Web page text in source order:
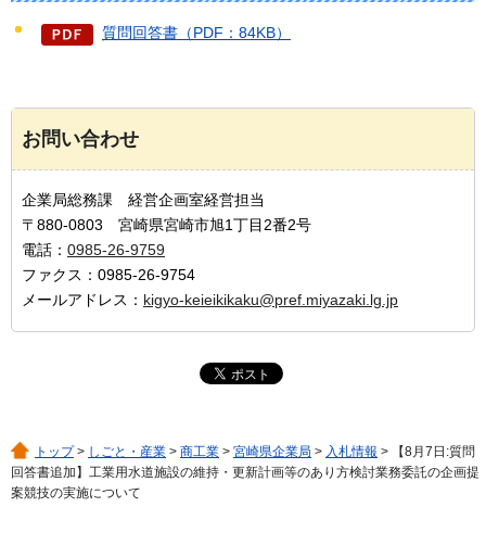
質問回答書（PDF：84KB）
お問い合わせ
企業局総務課 経営企画室経営担当
〒880-0803 宮崎県宮崎市旭1丁目2番2号
電話： 0985-26-9759
ファクス：0985-26-9754
メールアドレス： kigyo-keieikikaku@pref.miyazaki.lg.jp
トップ> しごと・産業 > 商工業 > 宮崎県企業局 > 入札情報 > 【8月7日:質問
回答書追加】工業用水道施設の維持・更新計画等のあり方検討業務委託の企画提
案競技の実施について